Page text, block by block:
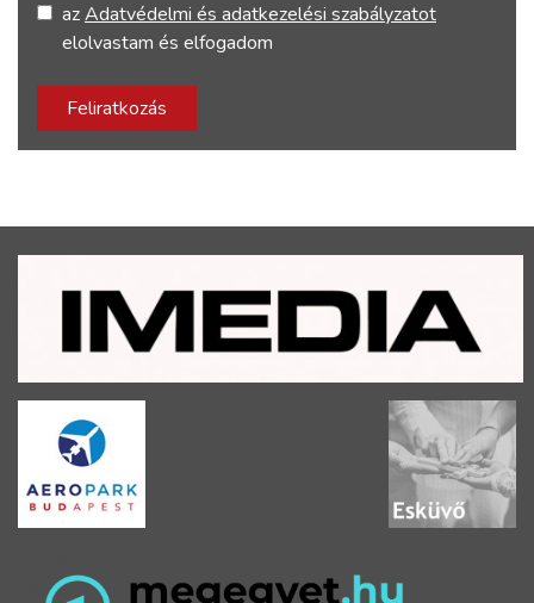
azAdatvédelmi és adatkezelési szabályzatot
elolvastam és elfogadom
Feliratkozás